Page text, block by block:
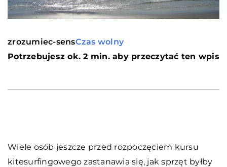
zrozumiec-sensCzas wolny
Potrzebujesz ok. 2 min. aby przeczytać ten wpis
Wiele osób jeszcze przed rozpoczęciem kursu
kitesurfingowego zastanawia się, jak sprzęt byłby